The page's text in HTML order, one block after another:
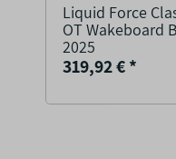
Liquid Force
OT Wakeboard
2025
319,92 €*